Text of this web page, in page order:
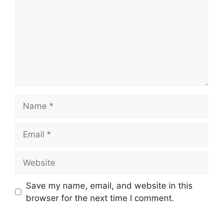
Save my name, email, and website in this
browser for the next time I comment.